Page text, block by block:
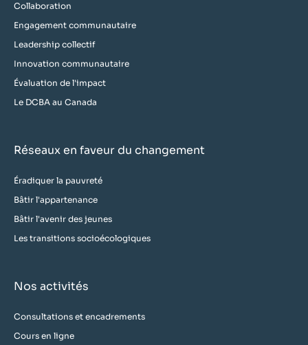
Collaboration
Engagement communautaire
Leadership collectif
Innovation communautaire
Évaluation de l'impact
Le DCBA au Canada
Réseaux en faveur du changement
Éradiquer la pauvreté
Bâtir l'appartenance
Bâtir l'avenir des jeunes
Les transitions socioécologiques
Nos activités
Consultations et encadrements
Cours en ligne